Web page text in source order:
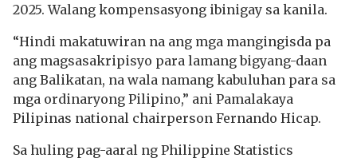
2025. Walang kompensasyong ibinigay sa kanila.
“Hindi makatuwiran na ang mga mangingisda pa
ang magsasakripisyo para lamang bigyang-daan
ang Balikatan, na wala namang kabuluhan para sa
mga ordinaryong Pilipino,” ani Pamalakaya
Pilipinas national chairperson Fernando Hicap.
Sa huling pag-aaral ng Philippine Statistics